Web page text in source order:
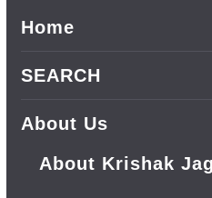
Home
SEARCH
About Us
About Krishak